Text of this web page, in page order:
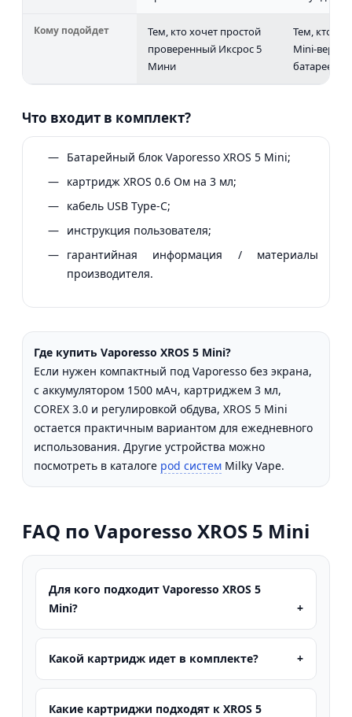
Кому подойдет
Тем, кто хочет простой
проверенный Иксрос 5
Мини
Тем, кто
Mini-
батареей
Что входит в комплект?
Батарейный блок Vaporesso XROS 5 Mini;
картридж XROS 0.6 Ом на 3 мл;
кабель USB Type-C;
инструкция пользователя;
гарантийная информация / материалы
производителя.
Где купить Vaporesso XROS 5 Mini?
Если нужен компактный под Vaporesso без экрана,
с аккумулятором 1500 мАч, картриджем 3 мл,
COREX 3.0 и регулировкой обдува, XROS 5 Mini
остается практичным вариантом для ежедневного
использования. Другие устройства можно
посмотреть в каталоге pod систем Milky Vape.
FAQ по Vaporesso XROS 5 Mini
Для кого подходит Vaporesso XROS 5
Mini?
Какой картридж идет в комплекте?
Какие картриджи подходят к XROS 5